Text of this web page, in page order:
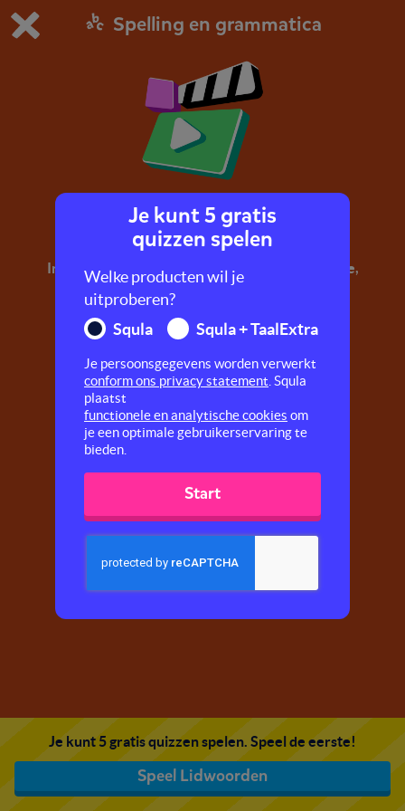
Dit is de gratis demo van Squla.
Bestel nu
0 1
Spelling en grammatica
Lidwoorden
In dit filmpje leer je meer over de lidwoorden de,
het en een.
Je kunt 5 gratis quizzen spelen. Speel de eerste!
Speel Lidwoorden
Je kunt 5 gratis
quizzen spelen
Welke producten wil je
uitproberen?
Squla
Squla + TaalExtra
Je persoonsgegevens worden verwerkt
conform ons privacy statement . Squla
plaatst
functionele en analytische cookies om
je een optimale gebruikerservaring te
bieden.
Start